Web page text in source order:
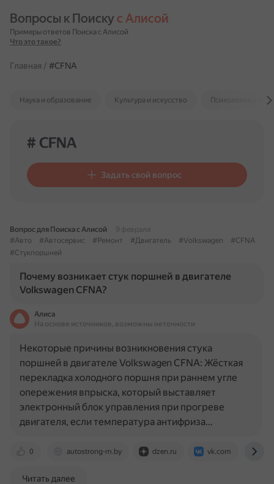
Вопросы к Поиску с Алисой
Примеры ответов Поиска с Алисой
Что это такое?
Главная / #CFNA
Наука и образование Культура и искусство Психология и
# CFNA
Задать свой вопрос
Вопрос для Поиска с Алисой
9 февраля
#Авто
#Автосервис #Ремонт #Двигатель #Volkswagen
#CFNA
#Стукпоршней
Почему возникает стук поршней в двигателе
Volkswagen CFNA?
Алиса
На основе источников, возможны неточности
0 autostrong-m.by dzen.ru vk.com
Некоторые причины возникновения стука
поршней в двигателе Volkswagen CFNA: Жёсткая
перекладка холодного поршня при раннем угле
опережения впрыска, который выставляет
электронный блок управления при прогреве
двигателя, если температура антифриза…
Читать далее